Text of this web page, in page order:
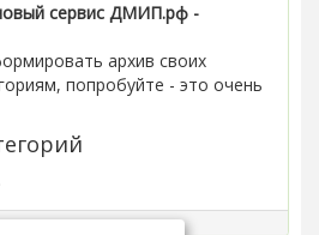
сервис ДМИП.рф -
архив своих
попробуйте - это очень